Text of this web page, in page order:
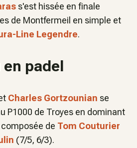
s'est hissée en finale
de Montfermeil en simple et
Line Legendre.
padel
Charles Gortzounian se
P1000 de Troyes en dominant
composée de Tom Couturier
(7/5, 6/3).